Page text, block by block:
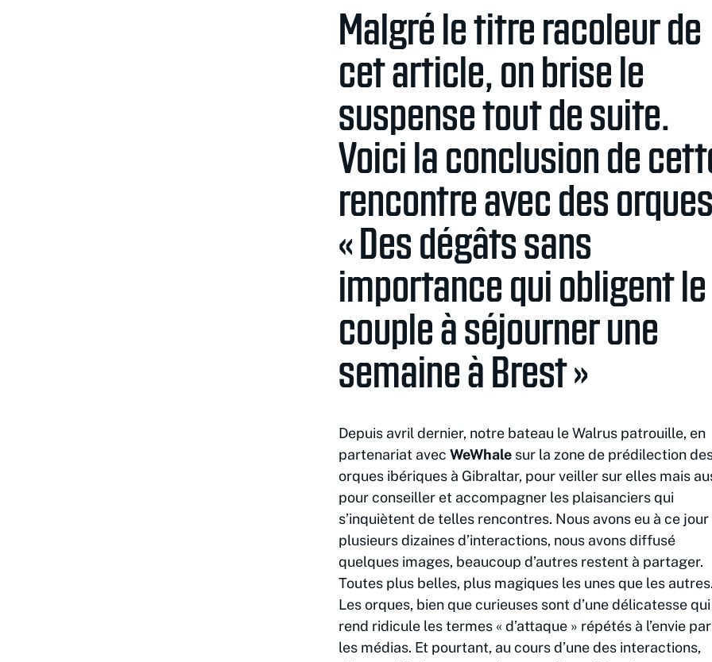
Malgré le titre racoleur de
cet article, on brise le
suspense tout de suite.
Voici la conclusion de
rencontre avec des
« Des dégâts sans
importance qui obligent le
couple à séjourner une
semaine à Brest »
Depuis avril dernier, notre bateau le Walrus patrouille, en
partenariat avec WeWhalesur la zone de prédilection
orques ibériques à Gibraltar, pour veiller sur elles mais
pour conseiller et accompagner les plaisanciers qui
s’inquiètent de telles rencontres. Nous avons eu à ce jour
plusieurs dizaines d’interactions, nous avons diffusé
quelques images, beaucoup d’autres restent à partager.
Toutes plus belles, plus magiques les unes que les autres.
Les orques, bien que curieuses sont d’une délicatesse qui
rend ridicule les termes « d’attaque » répétés à l’envie par
les médias. Et pourtant, au cours d’une des interactions,